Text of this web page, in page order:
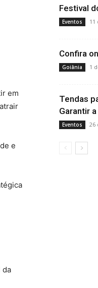
em
e
da
Festival
Eventos 11
Confira
Goiânia 1
Tendas
Garantir
Eventos 26